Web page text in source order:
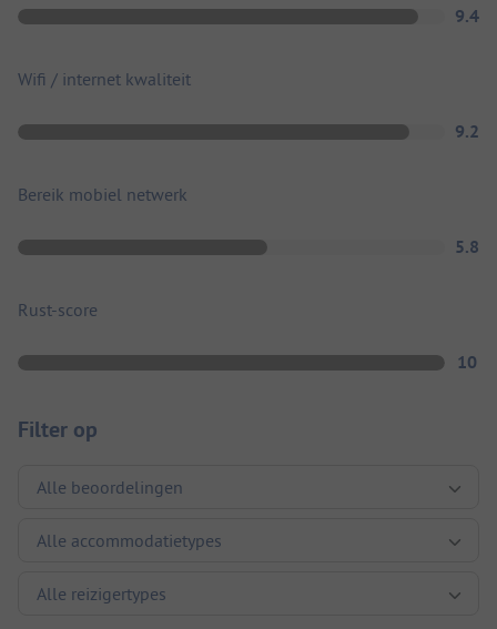
9.4
Wifi / internet kwaliteit
9.2
Bereik mobiel netwerk
5.8
Rust-score
10
Filter op